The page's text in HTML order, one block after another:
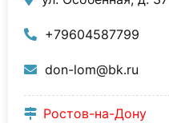
+79604587799
don-lom@bk.ru
Ростов-на-Дону